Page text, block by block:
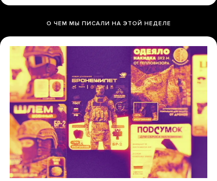
О ЧЕМ МЫ ПИСАЛИ НА ЭТОЙ НЕДЕЛЕ